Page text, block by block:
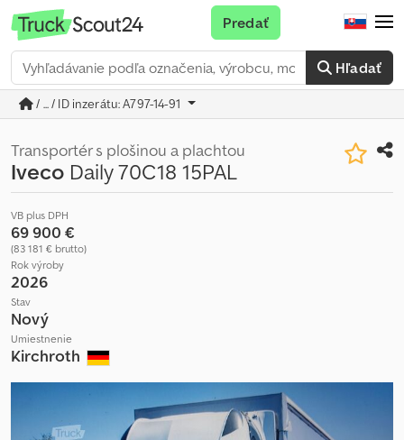
Hľadať
Predať
/ ... / ID inzerátu: A797-14-91
Transportér s plošinou a plachtou
Iveco Daily 70C18 15PAL
VB plus DPH
69 900 €
(83 181 € brutto)
Rok výroby
2026
Stav
Nový
Umiestnenie
Kirchroth